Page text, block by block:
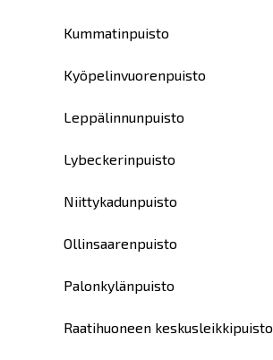
Kummatinpuisto
Kyöpelinvuorenpuisto
Leppälinnunpuisto
Lybeckerinpuisto
Niittykadunpuisto
Ollinsaarenpuisto
Palonkylänpuisto
Raatihuoneen keskusleikkipuisto